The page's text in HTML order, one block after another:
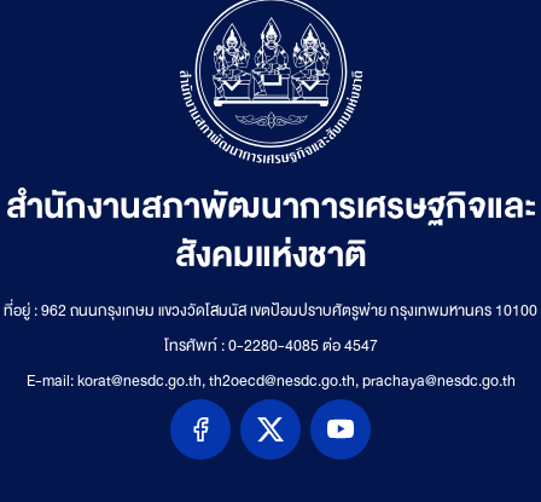
สำนักงานสภาพัฒนาการเศรษฐกิจและ
สังคมแห่งชาติ
ที่อยู่ : 962 ถนนกรุงเกษม แขวงวัดโสมนัส เขตป้อมปราบศัตรูพ่าย กรุงเทพมหานคร 10100
โทรศัพท์ : 0-2280-4085 ต่อ 4547
E-mail: korat@nesdc.go.th, th2oecd@nesdc.go.th, prachaya@nesdc.go.th